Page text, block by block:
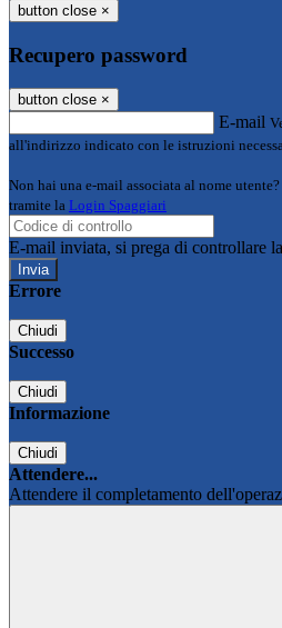
button close ×
Recupero password
button close ×
E-mail
all'indirizzo indicato con le istruzioni
Non hai una e-mail associata al nome
tramite la Login Spaggiari
E-mail inviata, si prega di controllare
Errore
Chiudi
Successo
Chiudi
Informazione
Chiudi
Attendere...
Attendere il completamento